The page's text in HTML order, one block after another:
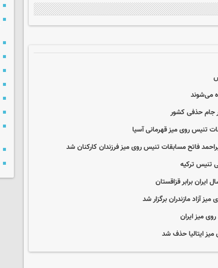
می‌شوند
جام حذفی کشور
تنیس روی میز قهرمانی آسیا
فاتح مسابقات تنیس روی میز فرزندان کارکنان شد
تنیس ترکیه
آزاد مازندران برگزار شد
ایتالیا حذف شد